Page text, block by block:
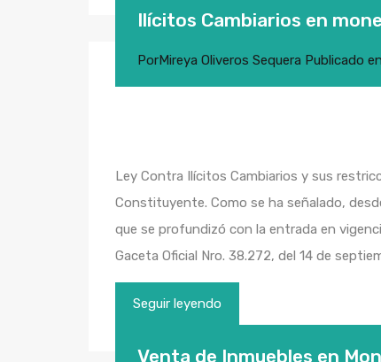
Ilícitos Cambiarios en
PorMireya Oliveros Sequera Publicado en
Ley Contra Ilícitos Cambiarios y sus
Constituyente. Como se ha señalado,
que se profundizó con la entrada en
Gaceta Oficial Nro. 38.272, del 14 de
Seguir leyendo
Venta de Inmuebles en